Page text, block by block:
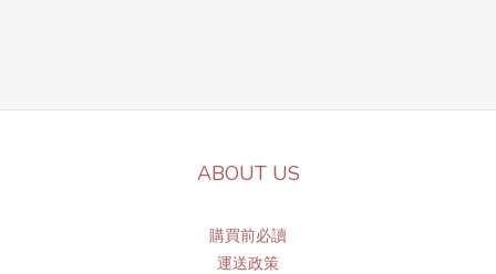
ABOUT US
購買前必讀
運送政策